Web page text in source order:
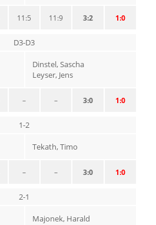
1:0
3:2
11:9
11:5
D3-D3
Dinstel, Sascha
Leyser, Jens
1:0
3:0
–
–
1-2
Tekath, Timo
1:0
3:0
–
–
2-1
Majonek, Harald